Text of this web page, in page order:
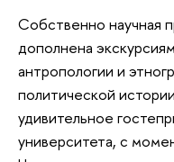
Собственно научная
дополнена
антропологии и
политической
удивительное
университета, с